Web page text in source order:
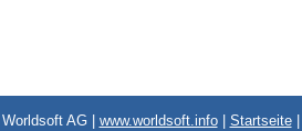
AG | www.worldsoft.info| Startseite|